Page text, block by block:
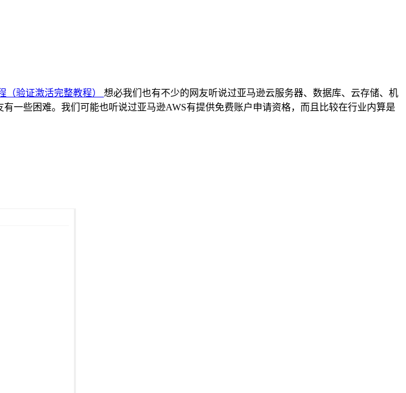
验证激活完整教程）
想必我们也有不少的网友听说过亚马逊云服务器、数据库、云存储、机
一些困难。我们可能也听说过亚马逊AWS有提供免费账户申请资格，而且比较在行业内算是